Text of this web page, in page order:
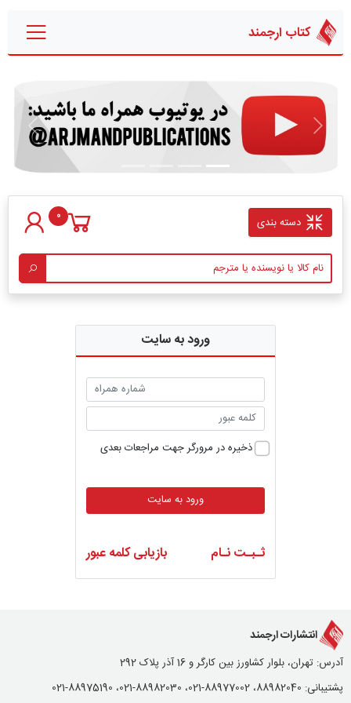
کتاب ارجمند
قبلی بعدی
دسته بندی 0
ورود به سایت
ذخیره در مرورگر جهت مراجعات بعدی
ورود به سایت
ثـبـت نـام بازیابی کلمه عبور
انتشارات ارجمند
آدرس: تهران، بلوار کشاورز بین کارگر و 16 آذر پلاک 292
پشتیبانی: 88982040، 88977002-021، 88982030-021، 88975190-021